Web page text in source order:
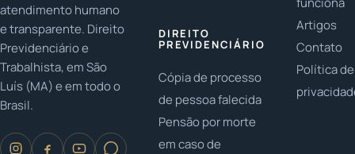
atendimento humano
e transparente. Direito
Previdenciário e
Trabalhista, em São
Luís (MA) e em todo o
Brasil.
DIREITO
PREVIDENCIÁRIO
Cópia de processo
de pessoa falecida
Pensão por morte
em caso de
Artigos
Contato
Política de